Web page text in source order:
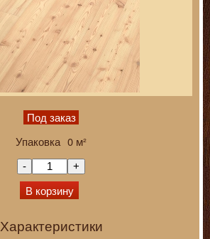
Под заказ
Упаковка 0 м²
- +
В корзину
Характеристики